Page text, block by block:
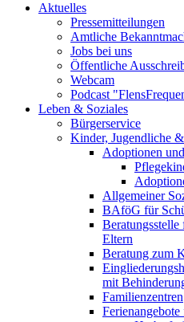
Aktuelles
Pressemitteilungen
Amtliche
Jobs bei uns
Öffentliche
Webcam
Podcast
Leben & Soziales
Bürgerservice
Kinder, Jugendliche
Adoptionen
Allgemeiner
BAföG für
Eltern
Beratung zum
mit
Familienzentren